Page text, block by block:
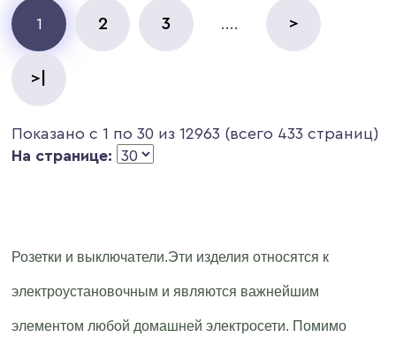
1 2 3 .... >
>|
Показано с 1 по 30 из 12963 (всего 433 страниц)
На странице:
Розетки и выключатели.Эти изделия относятся к
электроустановочным и являются важнейшим
элементом любой домашней электросети. Помимо